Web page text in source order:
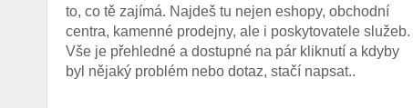
to, co tě zajímá. Najdeš tu nejen eshopy, obchodní
centra, kamenné prodejny, ale i poskytovatele služeb.
Vše je přehledné a dostupné na pár kliknutí a kdyby
byl nějaký problém nebo dotaz, stačí napsat..